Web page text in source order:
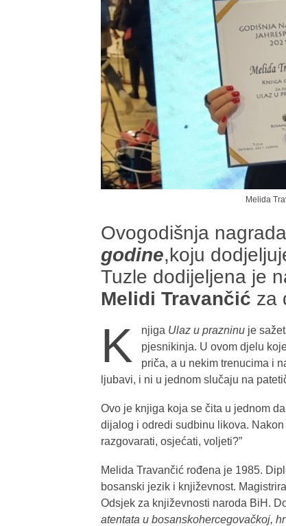
Melida
Ovogodišnja nagrada
godine,koju
Tuzle dodijeljena je
Melidi Travančić za
K njiga Ulaz u prazninu je
pjesnikinja. U ovom djelu
priča, a u nekim trenucima i
ljubavi, i ni u jednom slučaju na
Ovo je knjiga koja se čita u jednom
dijalog i odredi sudbinu likova.
razgovarati, osjećati, voljeti?”
Melida Travančić rođena je 1985.
bosanski jezik i književnost.
Odsjek za književnosti naroda BiH.
atentata u bosanskohercegovačkoj,